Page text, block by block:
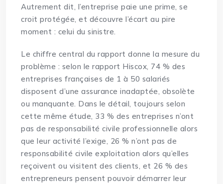
Autrement dit, l’entreprise paie une prime, se
croit protégée, et découvre l’écart au pire
moment : celui du sinistre.
Le chiffre central du rapport donne la mesure du
problème : selon le rapport Hiscox, 74 % des
entreprises françaises de 1 à 50 salariés
disposent d’une assurance inadaptée, obsolète
ou manquante. Dans le détail, toujours selon
cette même étude, 33 % des entreprises n’ont
pas de responsabilité civile professionnelle alors
que leur activité l’exige, 26 % n’ont pas de
responsabilité civile exploitation alors qu’elles
reçoivent ou visitent des clients, et 26 % des
entrepreneurs pensent pouvoir démarrer leur